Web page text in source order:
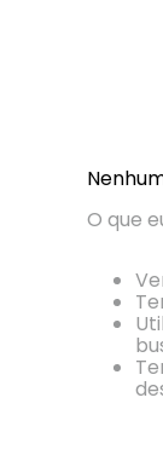
O que